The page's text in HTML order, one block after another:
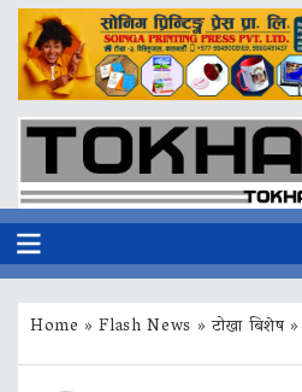
Home »Flash News » टोखा बिशेष»